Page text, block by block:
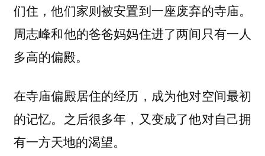
们住，他们家则被安置到一座废弃的寺庙。
周志峰和他的爸爸妈妈住进了两间只有一人
多高的偏殿。
在寺庙偏殿居住的经历，成为他对空间最初
的记忆。之后很多年，又变成了他对自己拥
有一方天地的渴望。